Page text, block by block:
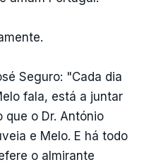
Seguro: "Cada dia
fala, está a juntar
que o Dr. António
e Melo. E há todo
o almirante